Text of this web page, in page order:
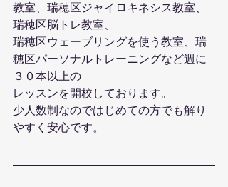
教室、瑞穂区ジャイロキネシス教室、
瑞穂区脳トレ教室、
瑞穂区ウェーブリングを使う教室、瑞
穂区パーソナルトレーニングなど週に
３０本以上の
レッスンを開校しております。
少人数制なのではじめての方でも解り
やすく安心です。